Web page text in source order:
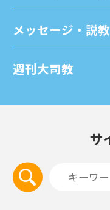
メッセージ・説教
週刊⼤司教
サ